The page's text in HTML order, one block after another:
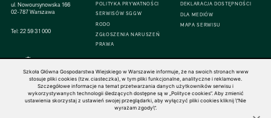
ul. Nowoursynowska 166
02-787 Warszawa
Tel:22 59 31 000
POLITYKA PRYWATNOŚCI
SERWISÓW SGGW
RODO
ZGŁOSZENIA NARUSZEŃ
PRAWA
DEKLARACJA DOSTĘPNOŚCI
DLA MEDIÓW
MAPA SERWISU
© 1816–2026 SGGW — ALL RIGHTS RESERVED
Szkoła Główna Gospodarstwa Wiejskiego w Warszawie informuje, że na swoich stronach www
stosuje pliki cookies (tzw. ciasteczka), w tym pliki funkcjonalne, analityczne i reklamowe.
Szczegółowe informacje na temat przetwarzania danych użytkowników serwisu i
wykorzystywanych technologii śledzących dostępne są w „Polityce cookies”. Aby zmienić
ustawienia skorzystaj z ustawień swojej przeglądarki, aby wyłączyć pliki cookies kliknij \"Nie
wyrażam zgody\".